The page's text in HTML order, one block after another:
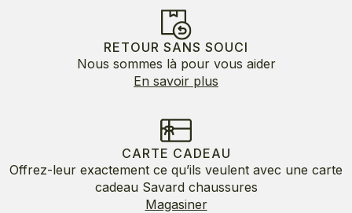
RETOUR SANS SOUCI
Nous sommes là pour vous aider
En savoir plus
CARTE CADEAU
Offrez-leur exactement ce qu’ils veulent avec une carte
cadeau Savard chaussures
Magasiner